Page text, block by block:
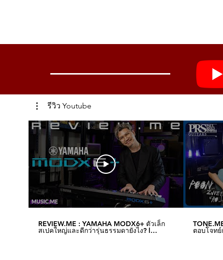
รีวิว Youtube
REVIEW.ME : YAMAHA MODX6+ ตัวเล็ก
สเปคใหญ่และดีกว่ารุ่นธรรมดายังไง? l
Music.me
ตอบโจท